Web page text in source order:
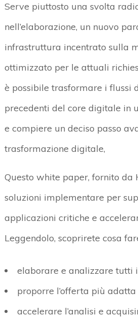
Serve piuttosto una svolta
nell’elaborazione, un nuovo
infrastruttura incentrato sulla
ottimizzato per le attuali
è possibile trasformare i flussi
precedenti del core digitale in
e compiere un deciso passo
trasformazione digitale,
Questo white paper, fornito da
soluzioni implementare per
applicazioni critiche e
Leggendolo, scoprirete cosa
elaborare e analizzare tutti
proporre l’offerta più
accelerare l’analisi e